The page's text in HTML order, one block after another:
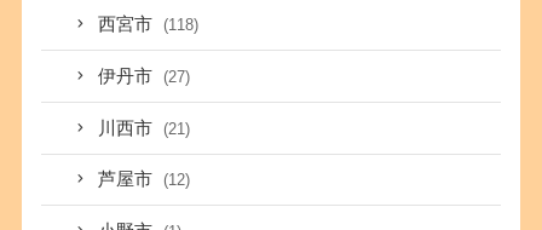
西宮市 (118)
伊丹市 (27)
川西市 (21)
芦屋市 (12)